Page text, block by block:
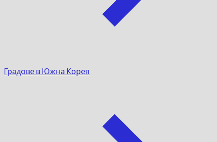
Градове в Южна Корея